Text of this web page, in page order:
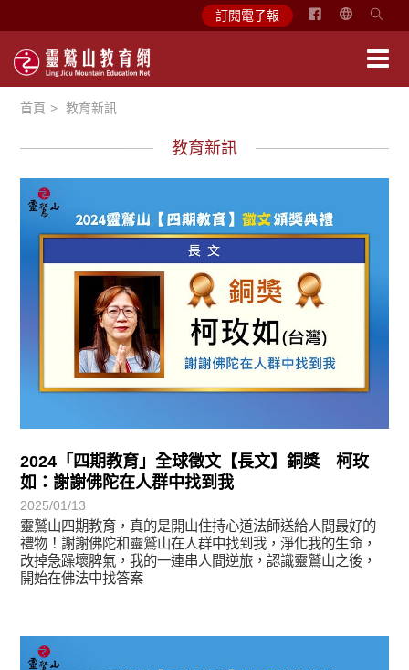
訂閱電子報
简
首頁 教育新訊
教育新訊
2024「四期教育」全球徵文【長文】銅獎 柯玫
如：謝謝佛陀在人群中找到我
2025/01/13
靈鷲山四期教育，真的是開山住持心道法師送給人間最好的
禮物！謝謝佛陀和靈鷲山在人群中找到我，淨化我的生命，
改掉急躁壞脾氣，我的一連串人間逆旅，認識靈鷲山之後，
開始在佛法中找答案